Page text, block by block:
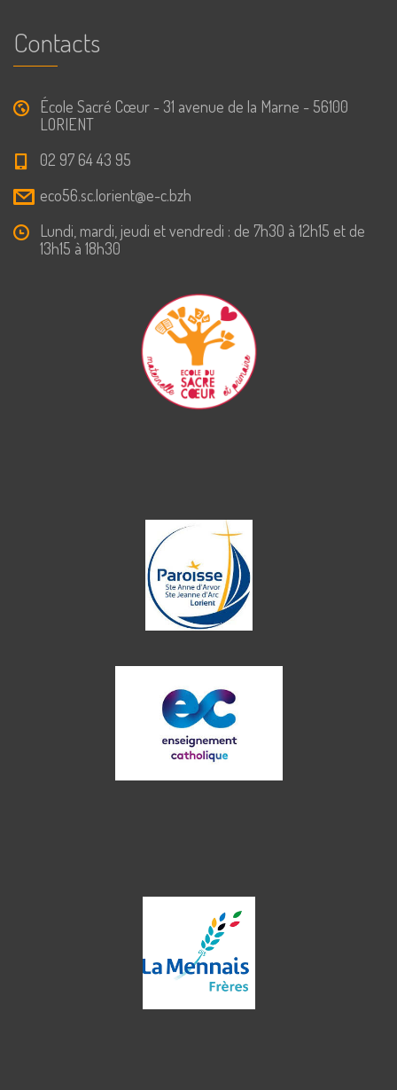
Contacts
École Sacré Cœur - 31 avenue de la Marne - 56100
LORIENT
02 97 64 43 95
eco56.sc.lorient@e-c.bzh
Lundi, mardi, jeudi et vendredi : de 7h30 à 12h15 et de
13h15 à 18h30